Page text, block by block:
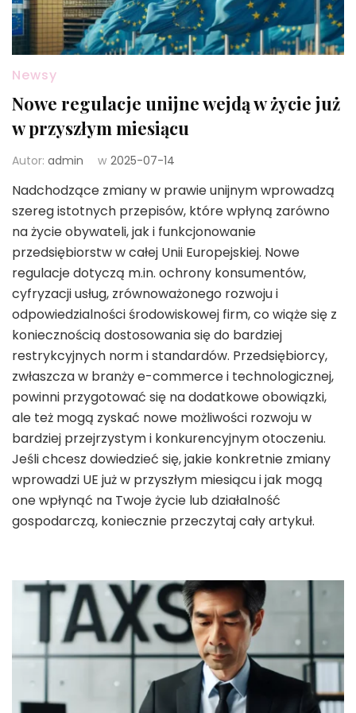
Newsy
Nowe regulacje unijne wejdą w życie już
w przyszłym miesiącu
Autor: admin w 2025-07-14
Nadchodzące zmiany w prawie unijnym wprowadzą
szereg istotnych przepisów, które wpłyną zarówno
na życie obywateli, jak i funkcjonowanie
przedsiębiorstw w całej Unii Europejskiej. Nowe
regulacje dotyczą m.in. ochrony konsumentów,
cyfryzacji usług, zrównoważonego rozwoju i
odpowiedzialności środowiskowej firm, co wiąże się z
koniecznością dostosowania się do bardziej
restrykcyjnych norm i standardów. Przedsiębiorcy,
zwłaszcza w branży e-commerce i technologicznej,
powinni przygotować się na dodatkowe obowiązki,
ale też mogą zyskać nowe możliwości rozwoju w
bardziej przejrzystym i konkurencyjnym otoczeniu.
Jeśli chcesz dowiedzieć się, jakie konkretnie zmiany
wprowadzi UE już w przyszłym miesiącu i jak mogą
one wpłynąć na Twoje życie lub działalność
gospodarczą, koniecznie przeczytaj cały artykuł.